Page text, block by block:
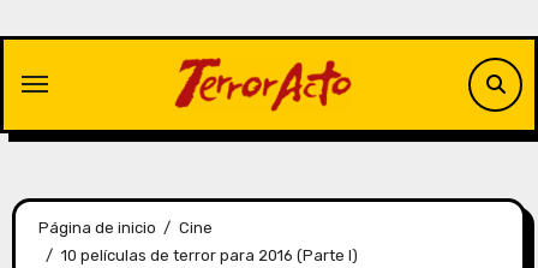
contenido
Página de inicio
Cine
10 películas de terror para 2016 (Parte I)